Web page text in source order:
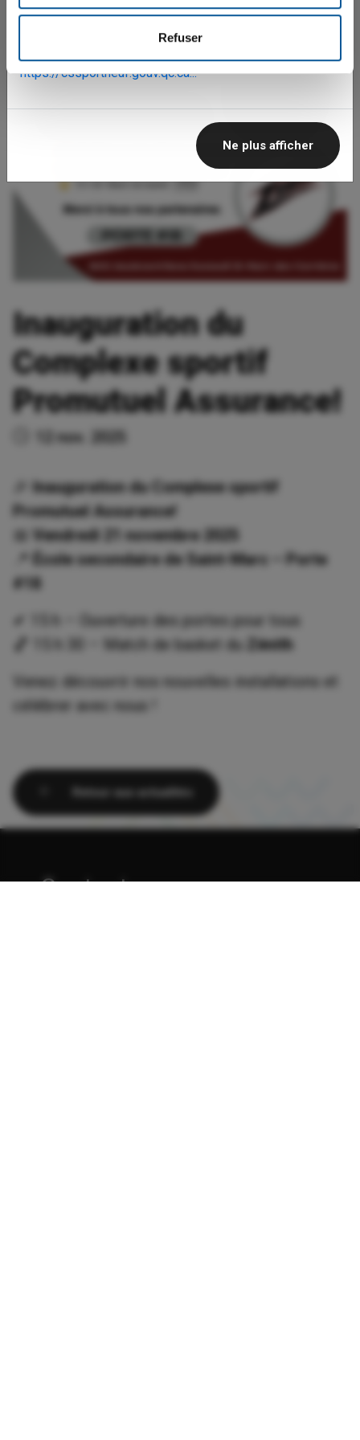
Refuser
𝗲𝗺𝗽𝗹𝗼𝗶𝘀𝗿𝗵@𝗰𝘀𝘀𝗽𝗼𝗿𝘁𝗻𝗲𝘂𝗳.𝗴𝗼𝘂𝘃.𝗾𝗰.𝗰𝗮.
Pour consulter nos offres d'emploi actuelles, c’est ici 👇
https://cssportneuf.gouv.qc.ca...
Ne plus afficher
Inauguration du
Complexe sportif
Promutuel Assurance!
12 nov. 2025
Inauguration du Complexe sportif
Promutuel Assurance!
📅
Vendredi 21 novembre 2025
📍
École secondaire de Saint-Marc – Porte
#18
✔ 15 h – Ouverture des portes pour tous
🏀 15 h 30 – Match de basket du
Zénith
Venez découvrir nos nouvelles installations et
célébrer avec nous !
Retour aux actualités
Contactez-nous